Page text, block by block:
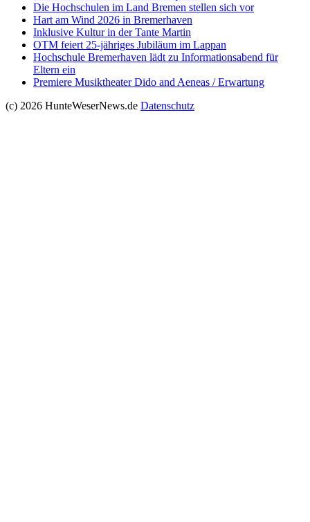
Die Hochschulen im Land Bremen stellen sich vor
Hart am Wind 2026 in Bremerhaven
Inklusive Kultur in der Tante Martin
OTM feiert 25-jähriges Jubiläum im Lappan
Hochschule Bremerhaven lädt zu Informationsabend für
Eltern ein
Premiere Musiktheater Dido and Aeneas / Erwartung
(c) 2026 HunteWeserNews.de Datenschutz